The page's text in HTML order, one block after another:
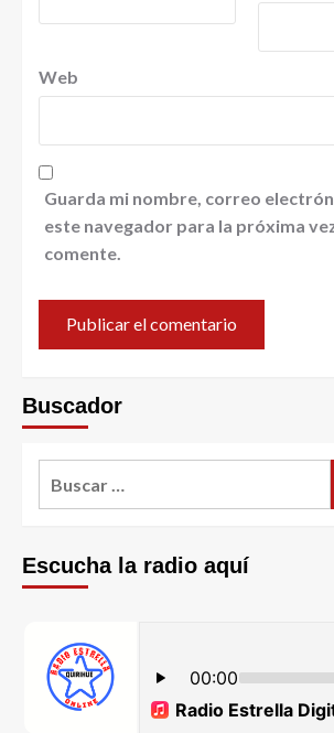
Web
Guarda mi nombre, correo
este navegador para la próxima
comente.
Buscador
Escucha la radio aquí